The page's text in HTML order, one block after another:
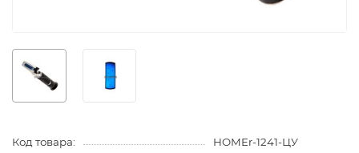
Код товара:
HOMEr-1241-ЦУ